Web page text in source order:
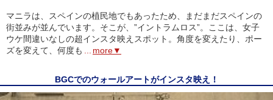
マニラは、スペインの植民地でもあったため、まだまだスペインの
街並みが並んでいます。そこが、”イントラムロス”。ここは、女子
ウケ間違いなしの超インスタ映えスポット。角度を変えたり、ポー
ズを変えて、何度も ... more▼
BGCでのウォールアートがインスタ映え！